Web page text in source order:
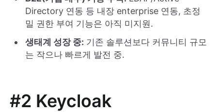
Directory 연동 등 내장 enterprise 연동, 초정
밀 권한 부여 기능은 아직 미지원.
생태계 성장 중: 기존 솔루션보다 커뮤니티 규모
는 작으나 빠르게 발전 중.
#2 Keycloak